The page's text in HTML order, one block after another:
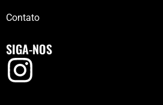
Contato
SIGA-NOS